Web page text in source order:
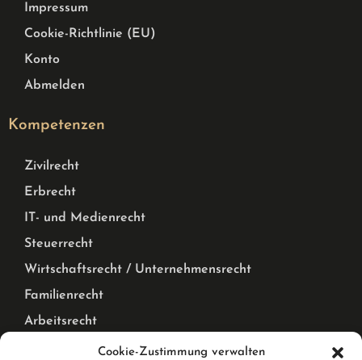
Cookie-Zustimmung verwalten
Impressum
Cookie-Richtlinie (EU)
Konto
Abmelden
Kompetenzen
Zivilrecht
Erbrecht
IT- und Medienrecht
Steuerrecht
Wirtschaftsrecht / Unternehmensrecht
Familienrecht
Arbeitsrecht
Mietrecht Privat und Gewerblich, WEG Recht